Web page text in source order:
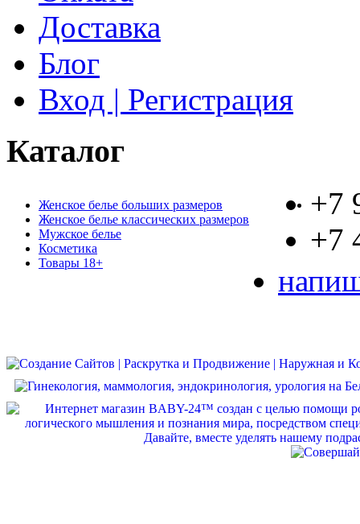
Доставка
Блог
Вход | Регистрация
Каталог
Женское белье больших размеров
Женское белье классических размеров
Мужское белье
Косметика
Товары 18+
+7
+7